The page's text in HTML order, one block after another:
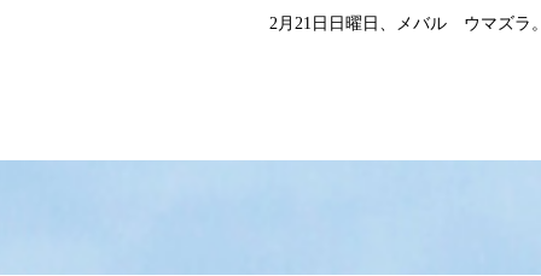
2月21日日曜日、メバル ウマズラ